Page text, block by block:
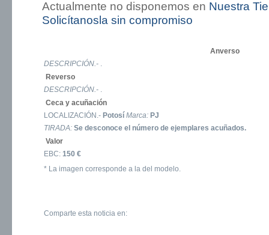
Actualmente no disponemos en Nuestra
Solicítanosla sin compromiso
Anverso
DESCRIPCIÓN.- .
Reverso
DESCRIPCIÓN.- .
Ceca y acuñación
LOCALIZACIÓN.- Potosí Marca: PJ
TIRADA: Se desconoce el número de ejemplares acuñados.
Valor
EBC: 150 €
* La imagen corresponde a la del modelo.
Comparte esta noticia en: